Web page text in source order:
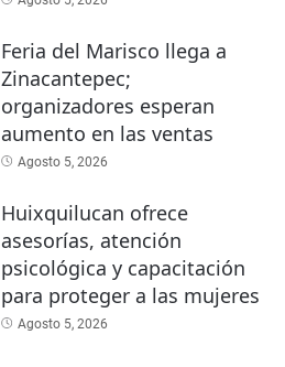
Feria del Marisco llega a
Zinacantepec;
organizadores esperan
aumento en las ventas
Agosto 5, 2026
Huixquilucan ofrece
asesorías, atención
psicológica y capacitación
para proteger a las mujeres
Agosto 5, 2026